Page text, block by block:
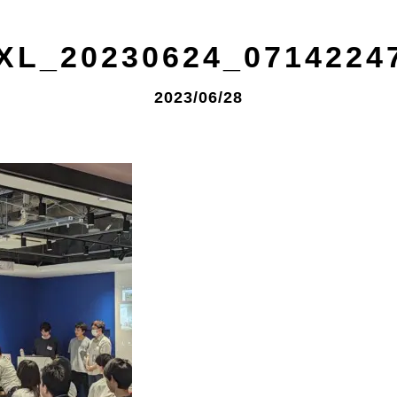
2023/06/28